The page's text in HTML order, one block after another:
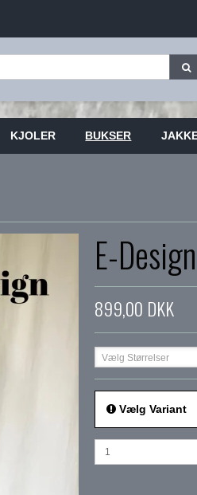
KJOLER BUKSER
E-
899,00 DKK
Vælg Størrelser
Vælg Variant